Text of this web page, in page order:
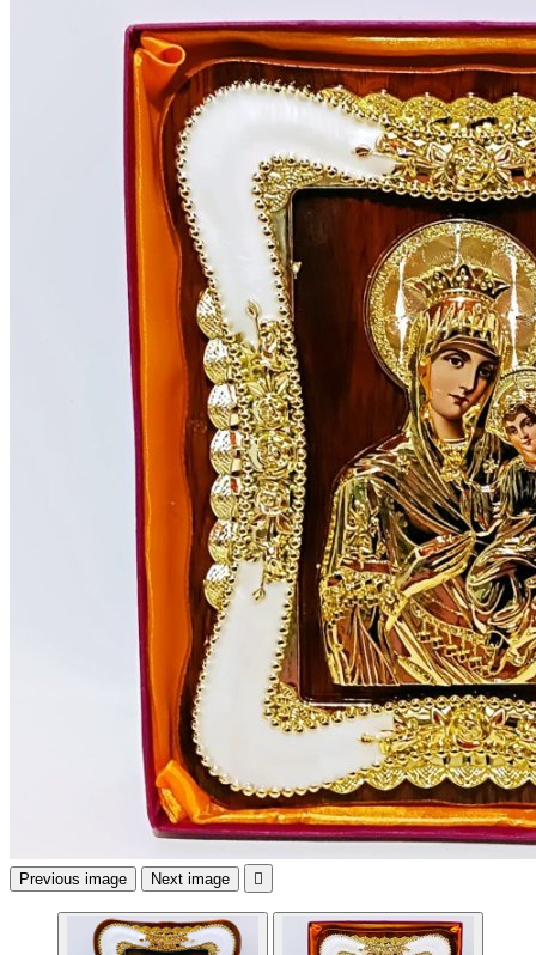
Previous image Next image 